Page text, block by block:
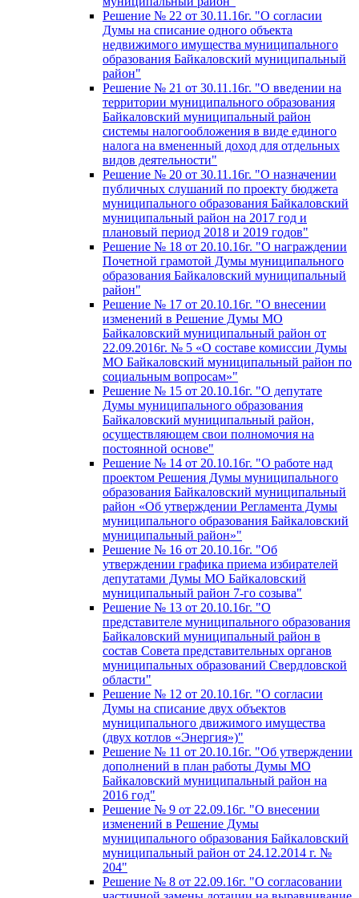
Решение № 22 от 30.11.16г. "О согласии
Думы на списание одного объекта
недвижимого имущества муниципального
образования Байкаловский муниципальный
район"
Решение № 21 от 30.11.16г. "О введении на
территории муниципального образования
Байкаловский муниципальный район
системы налогообложения в виде единого
налога на вмененный доход для отдельных
видов деятельности"
Решение № 20 от 30.11.16г. "О назначении
публичных слушаний по проекту бюджета
муниципального образования Байкаловский
муниципальный район на 2017 год и
плановый период 2018 и 2019 годов"
Решение № 18 от 20.10.16г. "О награждении
Почетной грамотой Думы муниципального
образования Байкаловский муниципальный
район"
Решение № 17 от 20.10.16г. "О внесении
изменений в Решение Думы МО
Байкаловский муниципальный район от
22.09.2016г. № 5 «О составе комиссии Думы
МО Байкаловский муниципальный район по
социальным вопросам»"
Решение № 15 от 20.10.16г. "О депутате
Думы муниципального образования
Байкаловский муниципальный район,
осуществляющем свои полномочия на
постоянной основе"
Решение № 14 от 20.10.16г. "О работе над
проектом Решения Думы муниципального
образования Байкаловский муниципальный
район «Об утверждении Регламента Думы
муниципального образования Байкаловский
муниципальный район»"
Решение № 16 от 20.10.16г. "Об
утверждении графика приема избирателей
депутатами Думы МО Байкаловский
муниципальный район 7-го созыва"
Решение № 13 от 20.10.16г. "О
представителе муниципального образования
Байкаловский муниципальный район в
состав Совета представительных органов
муниципальных образований Свердловской
области"
Решение № 12 от 20.10.16г. "О согласии
Думы на списание двух объектов
муниципального движимого имущества
(двух котлов «Энергия»)"
Решение № 11 от 20.10.16г. "Об утверждении
дополнений в план работы Думы МО
Байкаловский муниципальный район на
2016 год"
Решение № 9 от 22.09.16г. "О внесении
изменений в Решение Думы
муниципального образования Байкаловский
муниципальный район от 24.12.2014 г. №
204"
Решение № 8 от 22.09.16г. "О согласовании